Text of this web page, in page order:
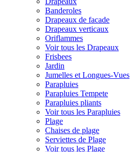
Banderoles
Drapeaux de facade
Drapeaux verticaux
Oriflammes
Voir tous les Drapeaux
Frisbees
Jardin
Jumelles et Longues-Vues
Parapluies
Parapluies Tempete
Parapluies pliants
Voir tous les Parapluies
Plage
Chaises de plage
Serviettes de Plage
Voir tous les Plage